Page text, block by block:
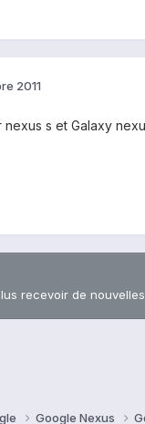
2011
nexus s et Galaxy
recevoir de
Google Nexus